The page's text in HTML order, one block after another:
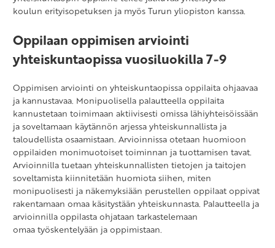
koulun erityisopetuksen ja myös Turun yliopiston kanssa.
Oppilaan oppimisen arviointi
yhteiskuntaopissa vuosiluokilla 7-9
Oppimisen arviointi on yhteiskuntaopissa oppilaita ohjaavaa
ja kannustavaa. Monipuolisella palautteella oppilaita
kannustetaan toimimaan aktiivisesti omissa lähiyhteisöissään
ja soveltamaan käytännön arjessa yhteiskunnallista ja
taloudellista osaamistaan. Arvioinnissa otetaan huomioon
oppilaiden monimuotoiset toiminnan ja tuottamisen tavat.
Arvioinnilla tuetaan yhteiskunnallisten tietojen ja taitojen
soveltamista kiinnitetään huomiota siihen, miten
monipuolisesti ja näkemyksiään perustellen oppilaat oppivat
rakentamaan omaa käsitystään yhteiskunnasta. Palautteella ja
arvioinnilla oppilasta ohjataan tarkastelemaan
omaa työskentelyään ja oppimistaan.